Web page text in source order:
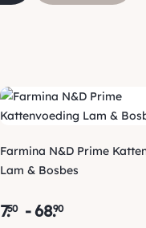
Farmina N&D Prime
Lam & Bosbes
7.50 -68.90